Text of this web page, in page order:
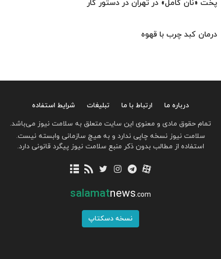
پخت «نان کامل» در تهران در دستور کار
درمان کبد چرب با قهوه
درباره ما ارتباط با ما تبلیغات
شرایط استفاده
تمام حقوق مادی و معنوی این سایت متعلق به سلامت نیوز می‌باشد.
سلامت نیوز نسخه چاپی ندارد و به هیچ سازمانی وابسته نیست.
استفاده از مطالب بدون ذکر منبع سلامت نیوز پیگرد قانونی دارد.
salamatnews.com
نسخه دسکتاپ